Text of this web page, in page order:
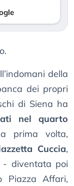
della
dei propri
di Siena ha
nel quarto
prima volta,
Cuccia,
- diventata poi
Piazza Affari,